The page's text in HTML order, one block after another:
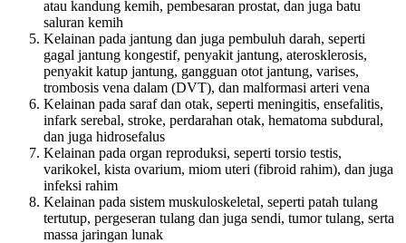
atau kandung kemih, pembesaran prostat, dan juga batu
saluran kemih
Kelainan pada jantung dan juga pembuluh darah, seperti
gagal jantung kongestif, penyakit jantung, aterosklerosis,
penyakit katup jantung, gangguan otot jantung, varises,
trombosis vena dalam (DVT), dan malformasi arteri vena
Kelainan pada saraf dan otak, seperti meningitis, ensefalitis,
infark serebal, stroke, perdarahan otak, hematoma subdural,
dan juga hidrosefalus
Kelainan pada organ reproduksi, seperti torsio testis,
varikokel, kista ovarium, miom uteri (fibroid rahim), dan juga
infeksi rahim
Kelainan pada sistem muskuloskeletal, seperti patah tulang
tertutup, pergeseran tulang dan juga sendi, tumor tulang, serta
massa jaringan lunak